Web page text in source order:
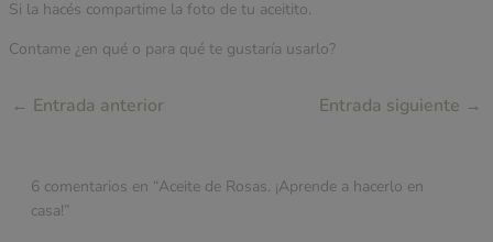
Si la hacés compartime la foto de tu aceitito.
Contame ¿en qué o para qué te gustaría usarlo?
← Entrada anterior Entrada siguiente →
6 comentarios en “Aceite de Rosas. ¡Aprende a hacerlo en
casa!”